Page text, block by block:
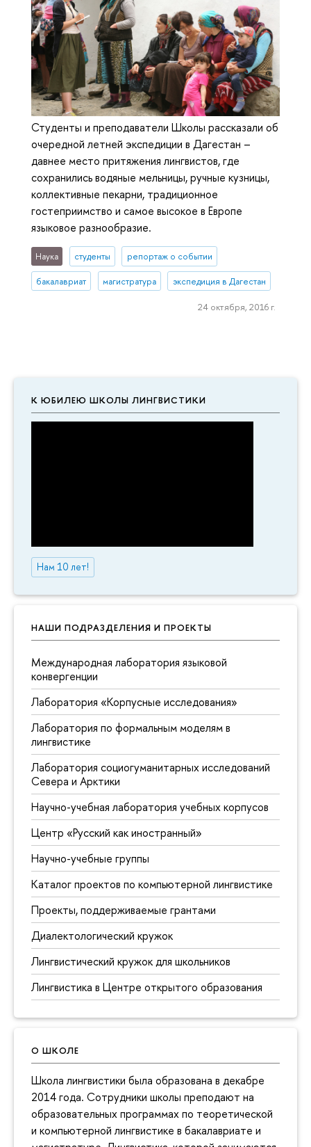
К ЮБИЛЕЮ ШКОЛЫ ЛИНГВИСТИКИ
Нам 10 лет!
НАШИ ПОДРАЗДЕЛЕНИЯ И ПРОЕКТЫ
Международная лаборатория языковой
конвергенции
Лаборатория «Корпусные исследования»
Лаборатория по формальным моделям в
лингвистике
Лаборатория социогуманитарных исследований
Севера и Арктики
Научно-учебная лаборатория учебных корпусов
Центр «Русский как иностранный»
Научно-учебные группы
Каталог проектов по компьютерной лингвистике
Проекты, поддерживаемые грантами
Диалектологический кружок
Лингвистический кружок для школьников
Лингвистика в Центре открытого образования
О ШКОЛЕ
Школа лингвистики была образована в декабре
2014 года. Сотрудники школы преподают на
образовательных программах по теоретической
и компьютерной лингвистике в бакалавриате и
Студенты и преподаватели Школы рассказали об
очередной летней экспедиции в Дагестан –
давнее место притяжения лингвистов, где
сохранились водяные мельницы, ручные кузницы,
коллективные пекарни, традиционное
гостеприимство и самое высокое в Европе
языковое разнообразие.
Наука студенты репортаж о событии
бакалавриат магистратура экспедиция в Дагестан
24 октября, 2016 г.